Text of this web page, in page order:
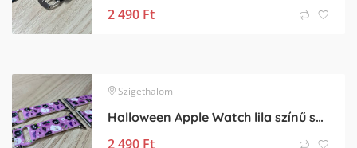
2 490 Ft
Szigethalom
Halloween Apple Watch lila színű szilikon óraszíj
2 490 Ft